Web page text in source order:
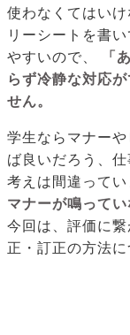
使わなくてはい
リーシートを書
やすいので、
「
らず冷静な対応
せん。
学生ならマナー
ば良いだろう、
考えは間違ってい
マナーが鳴って
今回は、評価に
正・訂正の方法に